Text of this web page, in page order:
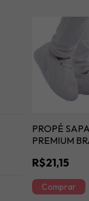
PROPÉ
PREMIUM
R$21,15